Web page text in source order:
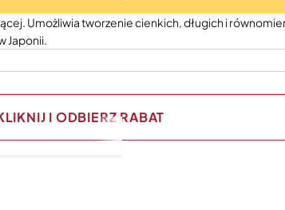
Umożliwia tworzenie cienkich, długich i
Japonii.
I ODBIERZ RABAT